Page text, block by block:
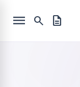
description
search
menu